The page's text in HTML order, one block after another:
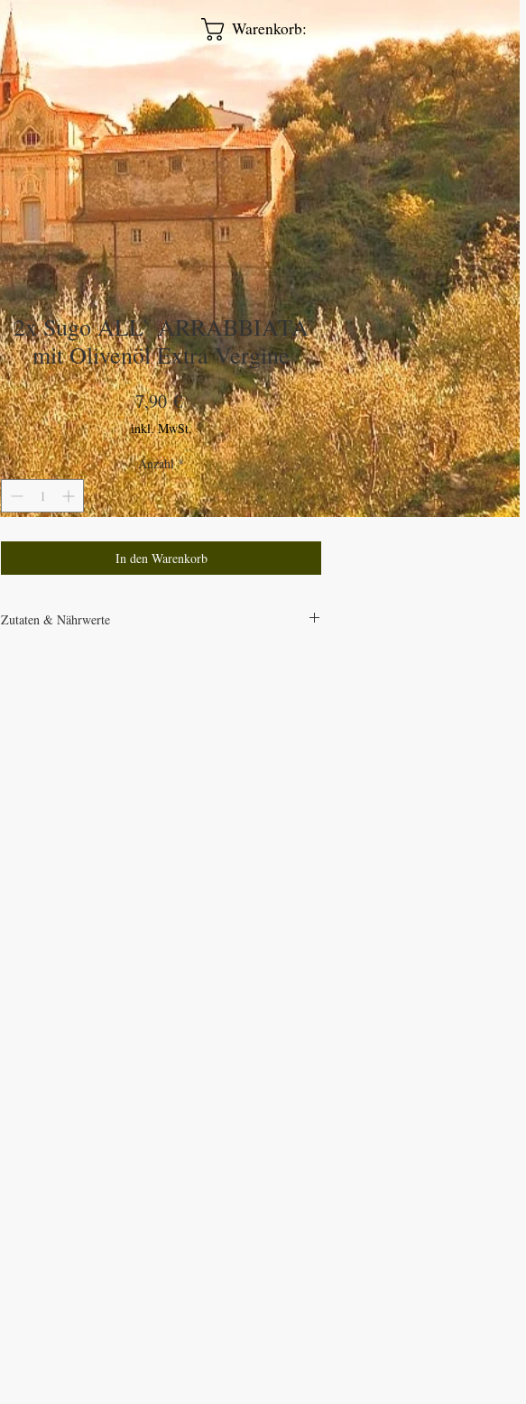
Warenkorb:
2x Sugo ALL` ARRABBIATA
mit Olivenöl Extra Vergine
7,90 €Preis
inkl. MwSt.
Anzahl *
In den Warenkorb
Zutaten & Nährwerte